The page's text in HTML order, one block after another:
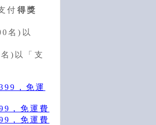
付 得獎
名)以
)以「支
，免運
，免運費
，免運費